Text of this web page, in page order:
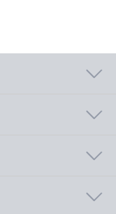
生放送、チャンネ
異なるレイヤーのシ